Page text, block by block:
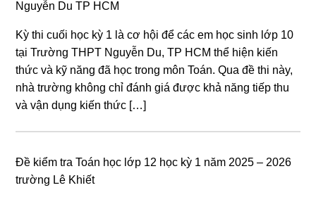
Nguyễn Du TP HCM
Kỳ thi cuối học kỳ 1 là cơ hội để các em học sinh lớp 10
tại Trường THPT Nguyễn Du, TP HCM thể hiện kiến
thức và kỹ năng đã học trong môn Toán. Qua đề thi này,
nhà trường không chỉ đánh giá được khả năng tiếp thu
và vận dụng kiến thức […]
Đề kiểm tra Toán học lớp 12 học kỳ 1 năm 2025 – 2026
trường Lê Khiết